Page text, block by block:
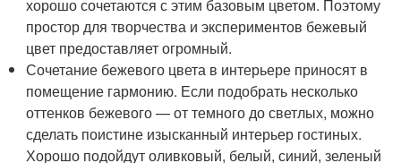
хорошо сочетаются с этим базовым цветом. Поэтому
простор для творчества и экспериментов бежевый
цвет предоставляет огромный.
Сочетание бежевого цвета в интерьере приносят в
помещение гармонию. Если подобрать несколько
оттенков бежевого — от темного до светлых, можно
сделать поистине изысканный интерьер гостиных.
Хорошо подойдут оливковый, белый, синий, зеленый